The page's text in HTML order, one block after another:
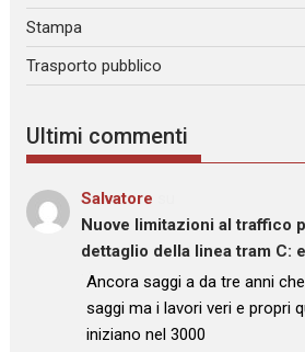
Stampa
Trasporto pubblico
Ultimi commenti
Salvatore
Nuove limitazioni al traffico
dettaglio della linea tram C:
: “
Ancora saggi a da tre anni
saggi ma i lavori veri e propri
iniziano nel 3000
”